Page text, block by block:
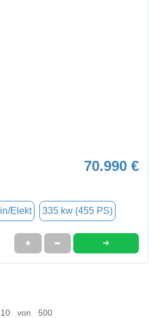
70.990 €
Elekt 335 kw (455 PS)
★ ➦ ➜
von 500